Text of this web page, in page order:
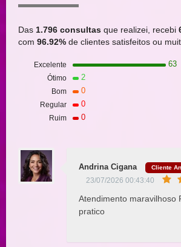
Das 1.796 consultas que realizei, recebi
com 96.92% de clientes satisfeitos ou
Excelente 63
Ótimo 2
Bom 0
Regular 0
Ruim 0
Andrina Cigana Cliente
23/07/2026 00:43:40
Atendimento maravilhoso
pratico